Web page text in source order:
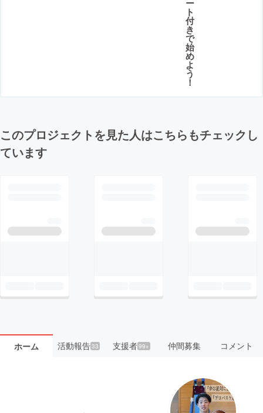
ー
ト
付
き
で
始
め
よ
う
！
このプロジェクトを見た人はこちらもチェックし
ています
ホーム 活動報告33 支援者99+ 仲間募集 コメント